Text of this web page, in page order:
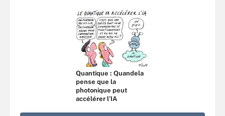
Quantique : Quandela
pense que la
photonique peut
accélérer l’IA